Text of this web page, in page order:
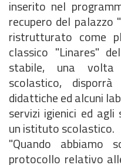
inserito nel
recupero del palazzo
ristrutturato come
classico "Linares"
stabile, una
scolastico,
didattiche ed alcuni
servizi igienici ed agli
un istituto scolastico.
"Quando abbiamo
protocollo relativo